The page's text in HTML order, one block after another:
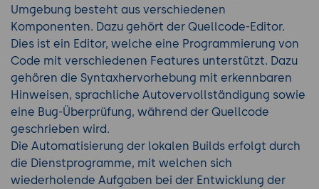
Umgebung besteht aus verschiedenen
Komponenten. Dazu gehört der Quellcode-Editor.
Dies ist ein Editor, welche eine Programmierung von
Code mit verschiedenen Features unterstützt. Dazu
gehören die Syntaxhervorhebung mit erkennbaren
Hinweisen, sprachliche Autovervollständigung sowie
eine Bug-Überprüfung, während der Quellcode
geschrieben wird.
Die Automatisierung der lokalen Builds erfolgt durch
die Dienstprogramme, mit welchen sich
wiederholende Aufgaben bei der Entwicklung der